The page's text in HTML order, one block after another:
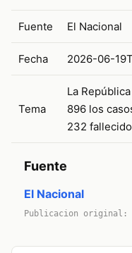
Fuente El Nacional
Fecha 2026-06-
Tema
La
896 los
232
Fuente
El Nacional
Publicacion original: